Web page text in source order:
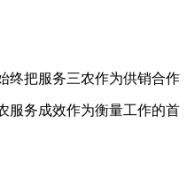
把服务三农作为供销合作
服务成效作为衡量工作的首